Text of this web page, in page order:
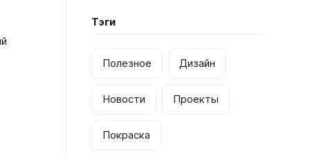
Тэги
Полезное Дизайн
Новости Проекты
Покраска